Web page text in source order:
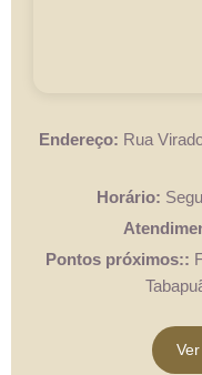
Endereço: Rua
Horário:
Pontos próximos::